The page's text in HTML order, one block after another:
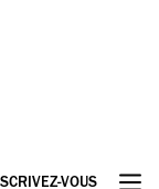
VOUS